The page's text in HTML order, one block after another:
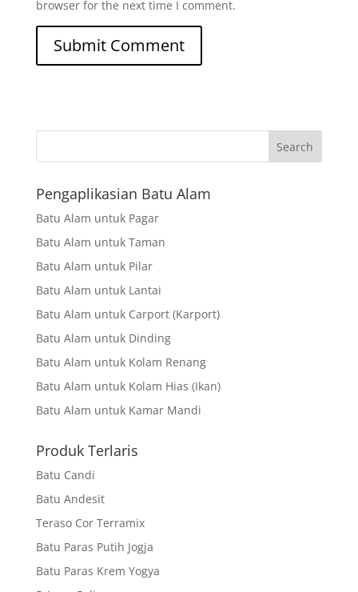
browser for the next time I comment.
Search
Pengaplikasian Batu Alam
Batu Alam untuk Pagar
Batu Alam untuk Taman
Batu Alam untuk Pilar
Batu Alam untuk Lantai
Batu Alam untuk Carport (Karport)
Batu Alam untuk Dinding
Batu Alam untuk Kolam Renang
Batu Alam untuk Kolam Hias (Ikan)
Batu Alam untuk Kamar Mandi
Produk Terlaris
Batu Candi
Batu Andesit
Teraso Cor Terramix
Batu Paras Putih Jogja
Batu Paras Krem Yogya